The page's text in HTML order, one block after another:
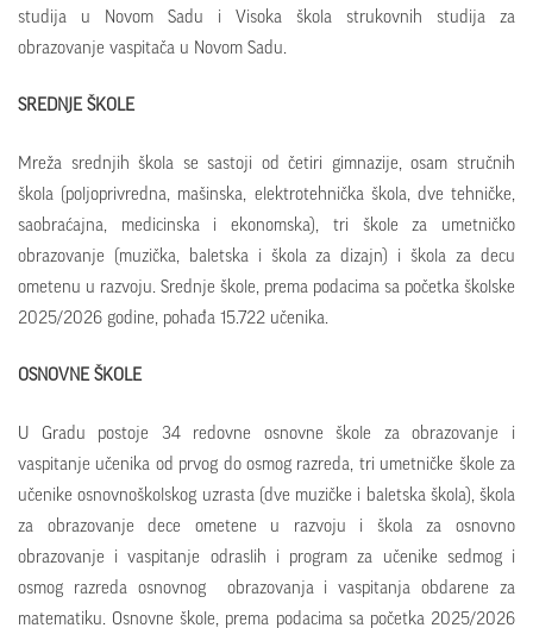
studija u Novom Sadu i Visoka škola strukovnih studija za
obrazovanje vaspitača u Novom Sadu.
SREDNJE ŠKOLE
Mreža srednjih škola se sastoji od četiri gimnazije, osam stručnih
škola (poljoprivredna, mašinska, elektrotehnička škola, dve tehničke,
saobraćajna, medicinska i ekonomska), tri škole za umetničko
obrazovanje (muzička, baletska i škola za dizajn) i škola za decu
ometenu u razvoju. Srednje škole, prema podacima sa početka školske
2025/2026 godine, pohađa 15.722 učenika.
OSNOVNE ŠKOLE
U Gradu postoje 34 redovne osnovne škole za obrazovanje i
vaspitanje učenika od prvog do osmog razreda, tri umetničke škole za
učenike osnovnoškolskog uzrasta (dve muzičke i baletska škola), škola
za obrazovanje dece ometene u razvoju i škola za osnovno
obrazovanje i vaspitanje odraslih i program za učenike sedmog i
osmog razreda osnovnog obrazovanja i vaspitanja obdarene za
matematiku. Osnovne škole, prema podacima sa početka 2025/2026